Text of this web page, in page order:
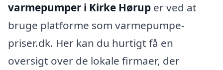
varmepumper i Kirke Hørup er ved at
bruge platforme som varmepumpe-
priser.dk. Her kan du hurtigt få en
oversigt over de lokale firmaer, der